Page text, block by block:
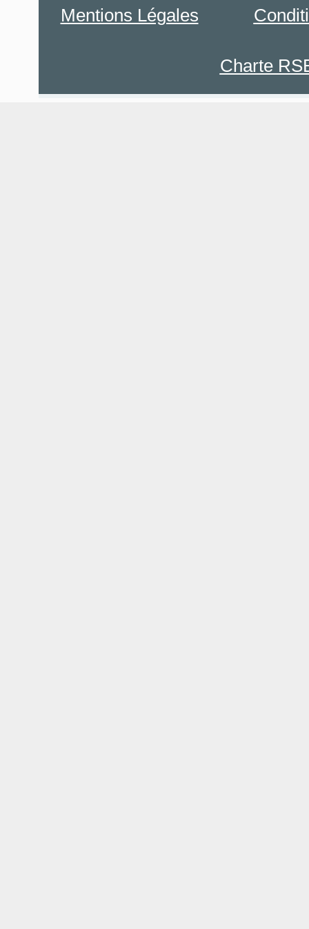
Mentions Légales
Charte